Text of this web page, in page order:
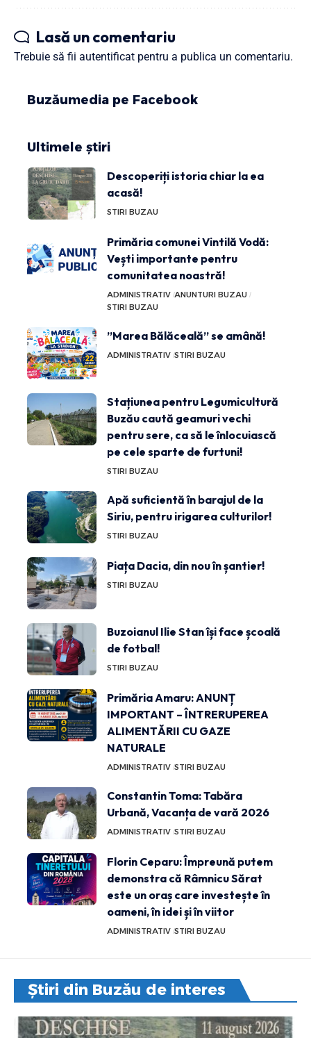
Lasă un comentariu
Trebuie să fii autentificat pentru a publica un comentariu.
Buzăumedia pe Facebook
Ultimele știri
Descoperiți istoria chiar la ea
acasă!
STIRI BUZAU
Primăria comunei Vintilă Vodă:
Vești importante pentru
comunitatea noastră!
ADMINISTRATIV ANUNTURI BUZAU
STIRI BUZAU
”Marea Bălăceală” se amână!
ADMINISTRATIV STIRI BUZAU
Stațiunea pentru Legumicultură
Buzău caută geamuri vechi
pentru sere, ca să le înlocuiască
pe cele sparte de furtuni!
STIRI BUZAU
Apă suficientă în barajul de la
Siriu, pentru irigarea culturilor!
STIRI BUZAU
Piața Dacia, din nou în șantier!
STIRI BUZAU
Buzoianul Ilie Stan își face școală
de fotbal!
STIRI BUZAU
Primăria Amaru: ANUNȚ
IMPORTANT – ÎNTRERUPEREA
ALIMENTĂRII CU GAZE
NATURALE
ADMINISTRATIV STIRI BUZAU
Constantin Toma: Tabăra
Urbană, Vacanța de vară 2026
ADMINISTRATIV STIRI BUZAU
Florin Ceparu: Împreună putem
demonstra că Râmnicu Sărat
este un oraș care investește în
oameni, în idei și în viitor
ADMINISTRATIV STIRI BUZAU
Știri din Buzău de interes